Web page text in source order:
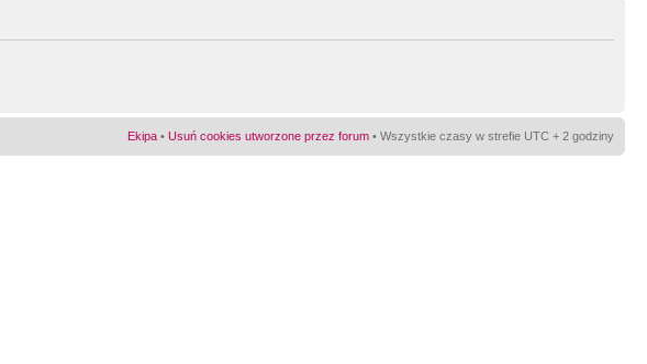
Ekipa • Usuń cookies utworzone przez forum • Wszystkie czasy w strefie UTC + 2 godziny